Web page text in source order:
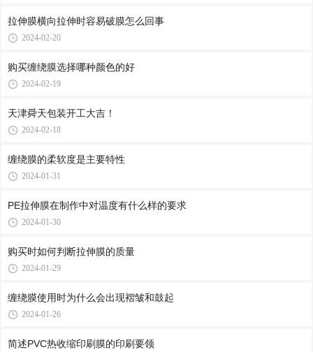
拉伸膜横向拉伸时容易破膜怎么回事
2024-02-20
购买缠绕膜选择哪种颜色的好
2024-02-19
天津舜天包装开工大吉！
2024-02-18
缠绕膜的柔软度是主要特性
2024-01-31
PE拉伸膜在制作中对温度有什么样的要求
2024-01-30
购买时如何判断拉伸膜的质量
2024-01-29
缠绕膜使用时为什么会出现褶皱和鼓起
2024-01-26
简述PVC热收缩印刷膜的印刷要领